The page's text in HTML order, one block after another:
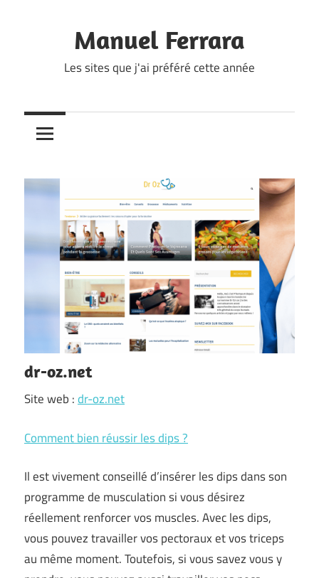
Manuel Ferrara
Les sites que j'ai préféré cette année
dr-oz.net
Site web :dr-oz.net
Comment bien réussir les dips ?
Il est vivement conseillé d’insérer les dips dans son
programme de musculation si vous désirez
réellement renforcer vos muscles. Avec les dips,
vous pouvez travailler vos pectoraux et vos triceps
au même moment. Toutefois, si vous savez vous y